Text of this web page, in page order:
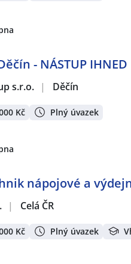
- NÁSTUP IHNED
s.r.o. | Děčín
Kč Plný úvazek
nápojové a
| Celá ČR
Kč Plný úvazek